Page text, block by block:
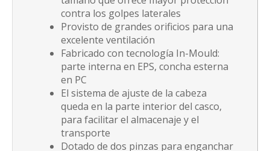
contra los golpes laterales
Provisto de grandes orificios para una
excelente ventilación
Fabricado con tecnología In-Mould:
parte interna en EPS, concha esterna
en PC
El sistema de ajuste de la cabeza
queda en la parte interior del casco,
para facilitar el almacenaje y el
transporte
Dotado de dos pinzas para enganchar